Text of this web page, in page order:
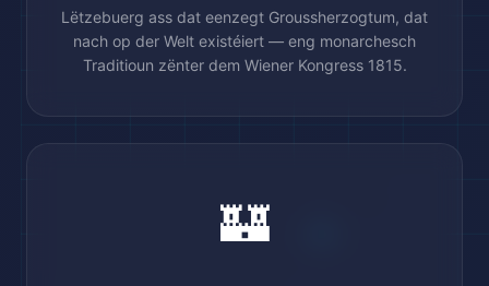
Lëtzebuerg ass dat eenzegt Groussherzogtum, dat
nach op der Welt existéiert — eng monarchesch
Traditioun zënter dem Wiener Kongress 1815.
🏰